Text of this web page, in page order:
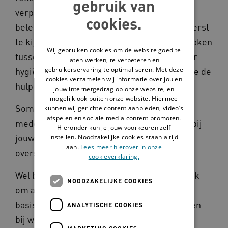
verpleegkundig specialist en (medisch)
beleidsmedewerker. Het is belangrijk om eerst
te kijken wie het beste de verbinding kan maken
tussen medische kennis en wat nodig is voor
hygiëne en infectiepreventie. Daarna vraag je de
hulp van die persoon in.
Sommige zorgorganisaties hebben geen
medewerkers in één van deze rollen. Is dat bij
jouw organisatie zo? Dan kun je die alinea's
overslaan.
Wel blijft het voor jouw organisatie belangrijk
om aan de slag te gaan met een goede
basishygiëne. En dat zorgprofessionals weten
bij wie ze kunnen melden dat er een
gebruik van
cookies.
Wij gebruiken cookies om de website goed te
laten werken, te verbeteren en
gebruikerservaring te optimaliseren. Met deze
cookies verzamelen wij informatie over jou en
jouw internetgedrag op onze website, en
mogelijk ook buiten onze website. Hiermee
kunnen wij gerichte content aanbieden, video’s
afspelen en sociale media content promoten.
Hieronder kun je jouw voorkeuren zelf
instellen. Noodzakelijke cookies staan altijd
aan. Lees meer hierover in onze
cookieverklaring.
NOODZAKELIJKE COOKIES
ANALYTISCHE COOKIES